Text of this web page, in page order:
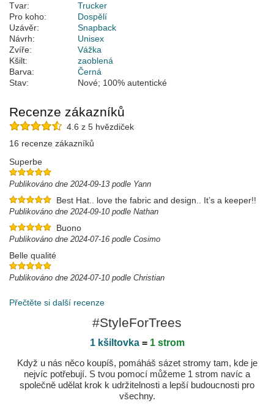
Tvar:
Trucker
Pro koho:
Dospělí
Uzávěr:
Snapback
Návrh:
Unisex
Zvíře:
Vážka
Kšilt:
zaoblená
Barva:
Černá
Stav:
Nové; 100% autentické
Recenze zákazníků
4.6 z 5 hvězdiček
16 recenze zákazníků
Superbe
Publikováno dne 2024-09-13 podle Yann
Best Hat.. love the fabric and design.. It’s a keeper!!
Publikováno dne 2024-09-10 podle Nathan
Buono
Publikováno dne 2024-07-16 podle Cosimo
Belle qualité
Publikováno dne 2024-07-10 podle Christian
Přečtěte si další recenze
#StyleForTrees
1 kšiltovka= 1 strom
Když u nás něco koupíš, pomáháš sázet stromy tam, kde je
nejvíc potřebují. S tvou pomocí můžeme 1 strom navíc a
společně udělat krok k udržitelnosti a lepší budoucnosti pro
všechny.